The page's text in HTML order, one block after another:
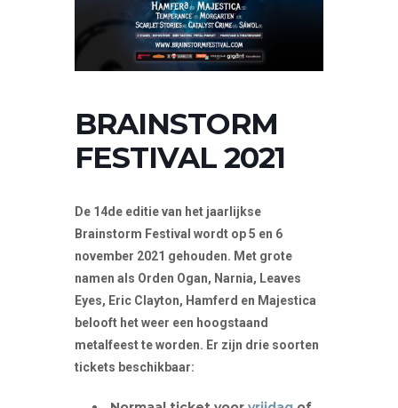
BRAINSTORM
FESTIVAL 2021
De 14de editie van het jaarlijkse
Brainstorm Festival wordt op 5 en 6
november 2021 gehouden. Met grote
namen als Orden Ogan, Narnia, Leaves
Eyes, Eric Clayton, Hamferd en Majestica
belooft het weer een hoogstaand
metalfeest te worden. Er zijn drie soorten
tickets beschikbaar: